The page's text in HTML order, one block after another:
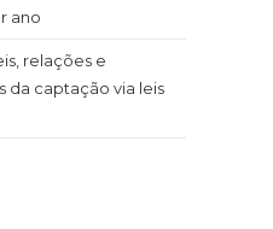
ano
relações e
da captação via leis